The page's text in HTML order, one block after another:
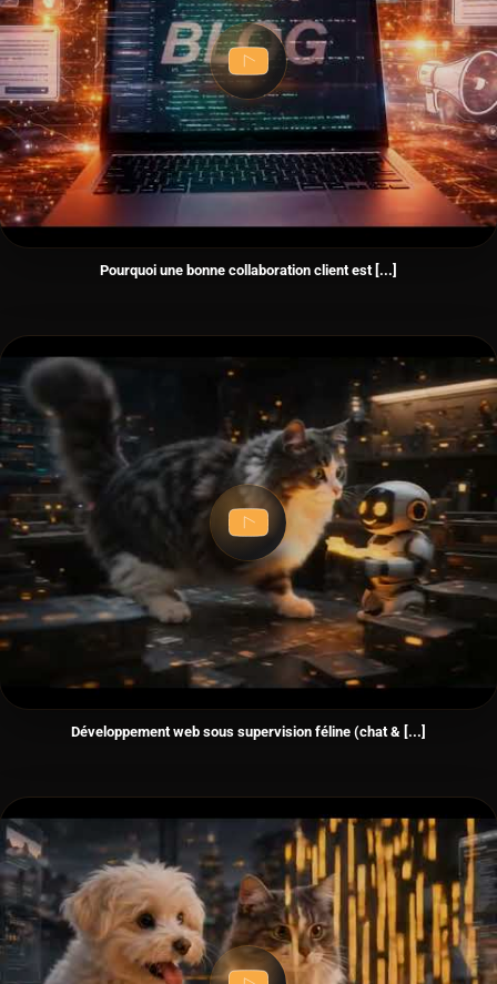
Pourquoi une bonne collaboration client est [...]
Développement web sous supervision féline (chat & [...]